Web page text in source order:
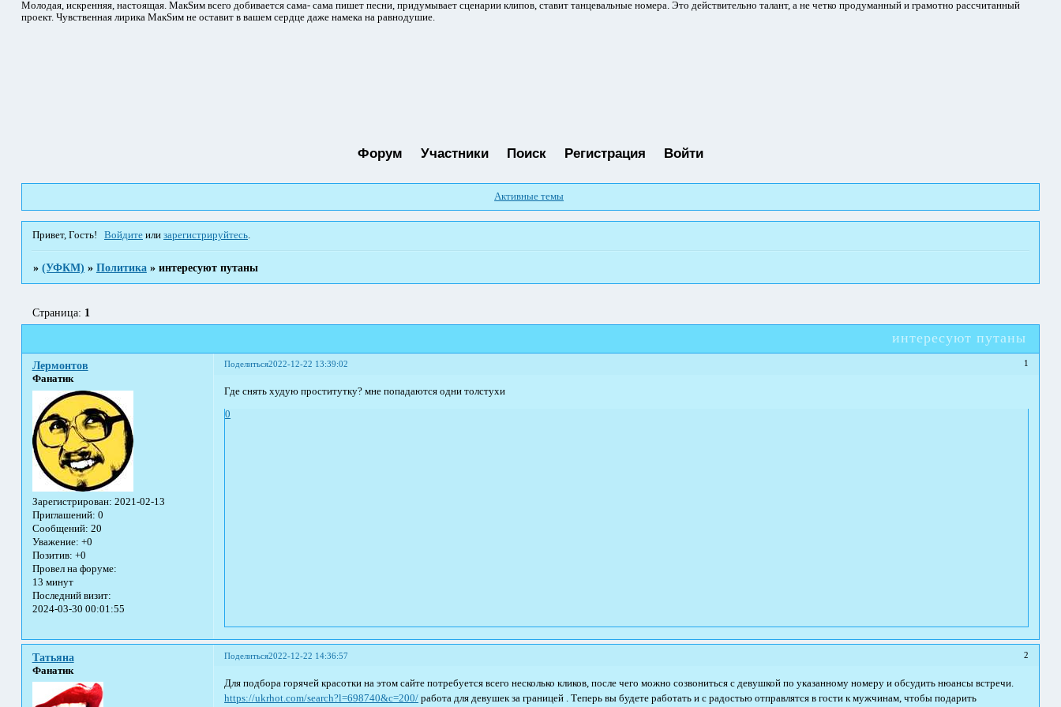
Молодая, искренняя, настоящая. МакSим всего добивается сама- сама пишет песни, придумывает сценарии клипов, ставит танцевальные номера. Это действительно талант, а не четко продуманный и грамотно рассчитанный
проект. Чувственная лирика МакSим не оставит в вашем сердце даже намека на равнодушие.
Форум Участники Поиск Регистрация Войти
Активные темы
Привет, Гость! Войдите или зарегистрируйтесь
» (УФКМ) » Политика » интересуют путаны
интересуют путаны
Страница: 1
Поделиться 1
2022-12-22 13:39:02
Лермонтов
Фанатик
Зарегистрирован: 2021-02-13
Приглашений: 0
Сообщений: 20
Уважение: +0
Позитив: +0
Провел на форуме:
13 минут
Последний визит:
2024-03-30 00:01:55
Где снять худую проститутку? мне попадаются одни толстухи
0
Поделиться 2
2022-12-22 14:36:57
Татьяна
Фанатик
Для подбора горячей красотки на этом сайте потребуется всего несколько кликов, после чего можно созвониться с девушкой по указанному номеру и обсудить нюансы встречи.
https://ukrhot.com/search?l=698740&c=200/ работа для девушек за границей . Теперь вы будете работать и с радостью отправлятся в гости к мужчинам, чтобы подарить